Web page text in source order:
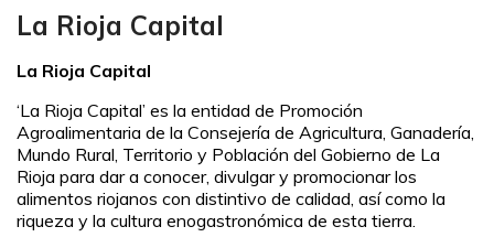
La Rioja Capital
La Rioja Capital
‘La Rioja Capital’ es la entidad de Promoción
Agroalimentaria de la Consejería de Agricultura, Ganadería,
Mundo Rural, Territorio y Población del Gobierno de La
Rioja para dar a conocer, divulgar y promocionar los
alimentos riojanos con distintivo de calidad, así como la
riqueza y la cultura enogastronómica de esta tierra.